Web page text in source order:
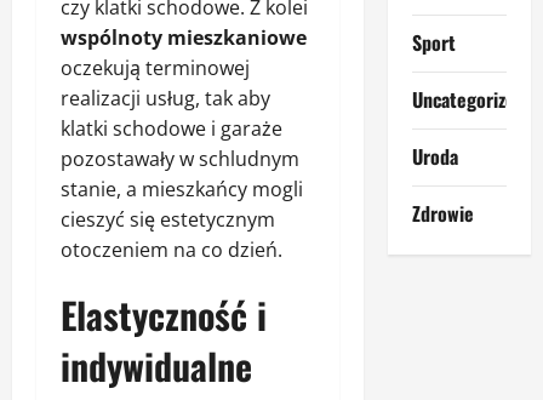
czy klatki schodowe. Z kolei
wspólnoty mieszkaniowe
oczekują terminowej
realizacji usług, tak aby
klatki schodowe i garaże
pozostawały w schludnym
stanie, a mieszkańcy mogli
cieszyć się estetycznym
otoczeniem na co dzień.
Elastyczność i
indywidualne
Sport
Uncategorized
Uroda
Zdrowie